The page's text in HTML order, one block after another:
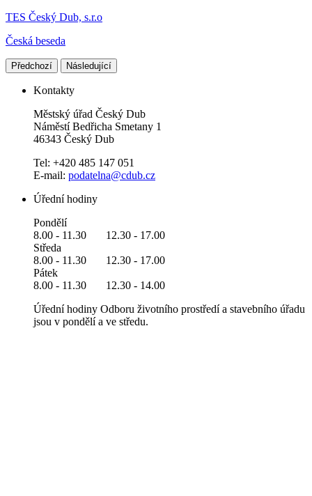
TES Český Dub, s.r.o
Česká beseda
Předchozí Následující
Kontakty
Městský úřad Český Dub
Náměstí Bedřicha Smetany 1
46343 Český Dub
Tel: +420 485 147 051
E-mail: podatelna@cdub.cz
Úřední hodiny
Pondělí
8.00 - 11.30 12.30 - 17.00
Středa
8.00 - 11.30 12.30 - 17.00
Pátek
8.00 - 11.30 12.30 - 14.00
Úřední hodiny Odboru životního prostředí a stavebního úřadu
jsou v pondělí a ve středu.